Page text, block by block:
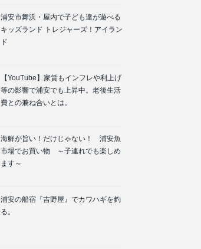
浦安市舞浜・屋内で子ども達が遊べる
キッズランド トレジャーズ！アイラン
ド
【YouTube】家賃もインフレや利上げ
等の影響で浦安でも上昇中。老後生活
費との兼ね合いとは。
海鮮が旨い！だけじゃない！ 浦安魚
市場でお買い物 ～子連れでも楽しめ
ます～
浦安の船宿『吉野屋』でカワハギを釣
る。